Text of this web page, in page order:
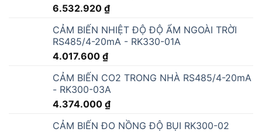
6.532.920 ₫
CẢM BIẾN NHIỆT ĐỘ ĐỘ ẨM NGOÀI TRỜI
RS485/4-20mA - RK330-01A
4.017.600 ₫
CẢM BIẾN CO2 TRONG NHÀ RS485/4-20mA
- RK300-03A
4.374.000 ₫
CẢM BIẾN ĐO NỒNG ĐỘ BỤI RK300-02